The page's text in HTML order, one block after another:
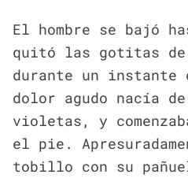
El hombre se bajó
quitó las gotitas de
durante un instante
dolor agudo nacía
violetas, y
el pie.
tobillo con su